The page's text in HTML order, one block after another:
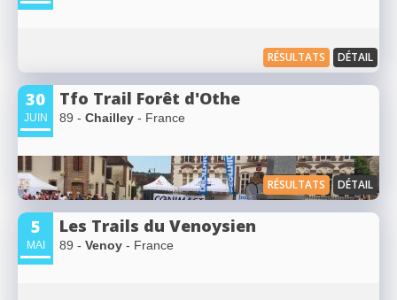
RÉSULTATS DÉTAIL
30
JUIN
Tfo Trail Forêt d'Othe
89 - Chailley - France
RÉSULTATS DÉTAIL
5
MAI
Les Trails du Venoysien
89 - Venoy - France